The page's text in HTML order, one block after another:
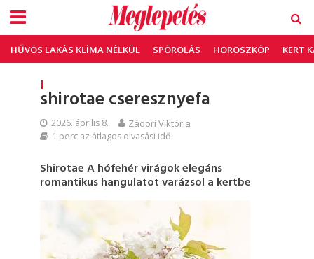
HŰVÖS LAKÁS KLÍMA NÉLKÜL SPÓROLÁS HOROSZKÓP KERT
shirotae cseresznyefa
2026. április 8. Zádori Viktória
1 perc az átlagos olvasási idő
Shirotae A hófehér virágok elegáns
romantikus hangulatot varázsol a kertbe